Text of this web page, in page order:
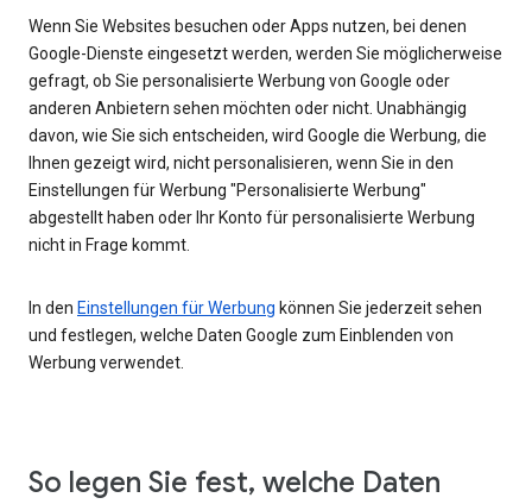
Wenn Sie Websites besuchen oder Apps nutzen, bei denen
Google-Dienste eingesetzt werden, werden Sie möglicherweise
gefragt, ob Sie personalisierte Werbung von Google oder
anderen Anbietern sehen möchten oder nicht. Unabhängig
davon, wie Sie sich entscheiden, wird Google die Werbung, die
Ihnen gezeigt wird, nicht personalisieren, wenn Sie in den
Einstellungen für Werbung "Personalisierte Werbung"
abgestellt haben oder Ihr Konto für personalisierte Werbung
nicht in Frage kommt.
In den Einstellungen für Werbung können Sie jederzeit sehen
und festlegen, welche Daten Google zum Einblenden von
Werbung verwendet.
So legen Sie fest, welche Daten